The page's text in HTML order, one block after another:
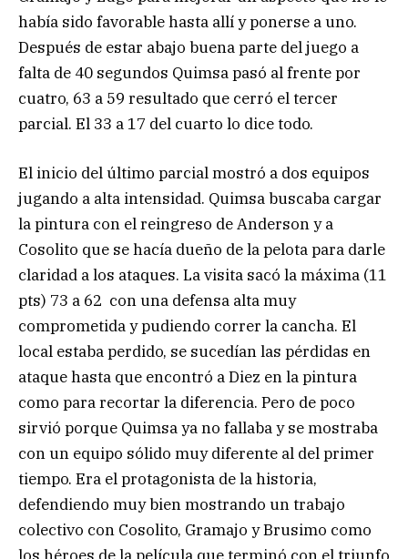
había sido favorable hasta allí y ponerse a uno.
Después de estar abajo buena parte del juego a
falta de 40 segundos Quimsa pasó al frente por
cuatro, 63 a 59 resultado que cerró el tercer
parcial. El 33 a 17 del cuarto lo dice todo.
El inicio del último parcial mostró a dos equipos
jugando a alta intensidad. Quimsa buscaba cargar
la pintura con el reingreso de Anderson y a
Cosolito que se hacía dueño de la pelota para darle
claridad a los ataques. La visita sacó la máxima (11
pts) 73 a 62 con una defensa alta muy
comprometida y pudiendo correr la cancha. El
local estaba perdido, se sucedían las pérdidas en
ataque hasta que encontró a Diez en la pintura
como para recortar la diferencia. Pero de poco
sirvió porque Quimsa ya no fallaba y se mostraba
con un equipo sólido muy diferente al del primer
tiempo. Era el protagonista de la historia,
defendiendo muy bien mostrando un trabajo
colectivo con Cosolito, Gramajo y Brusimo como